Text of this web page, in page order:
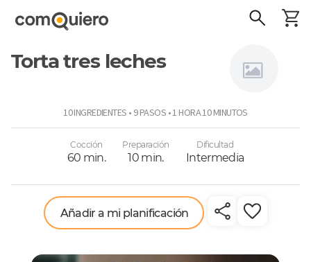
Torta tres leches
10 INGREDIENTES • 9 PASOS • 1 HORA 10 MINUTOS
Cocción
60 min.
Preparación
10 min.
Dificultad
Intermedia
Añadir a mi planificación